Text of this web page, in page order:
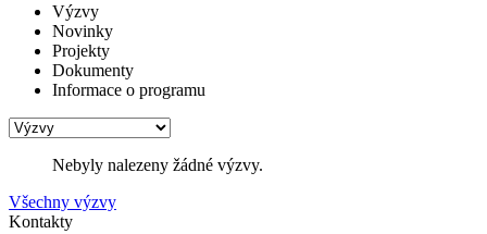
Výzvy
Novinky
Projekty
Dokumenty
Informace o programu
Nebyly nalezeny žádné výzvy.
Všechny výzvy
Kontakty